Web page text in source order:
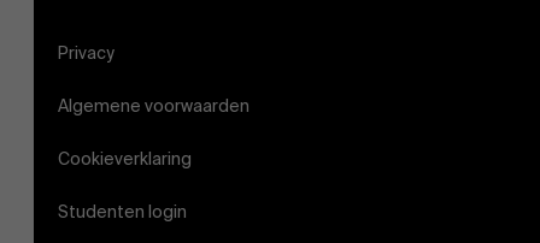
Privacy
Algemene voorwaarden
Cookieverklaring
Studenten login